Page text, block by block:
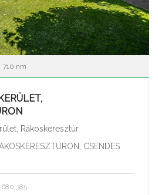
710 nm
Rákoskeresztúr
CSENDES